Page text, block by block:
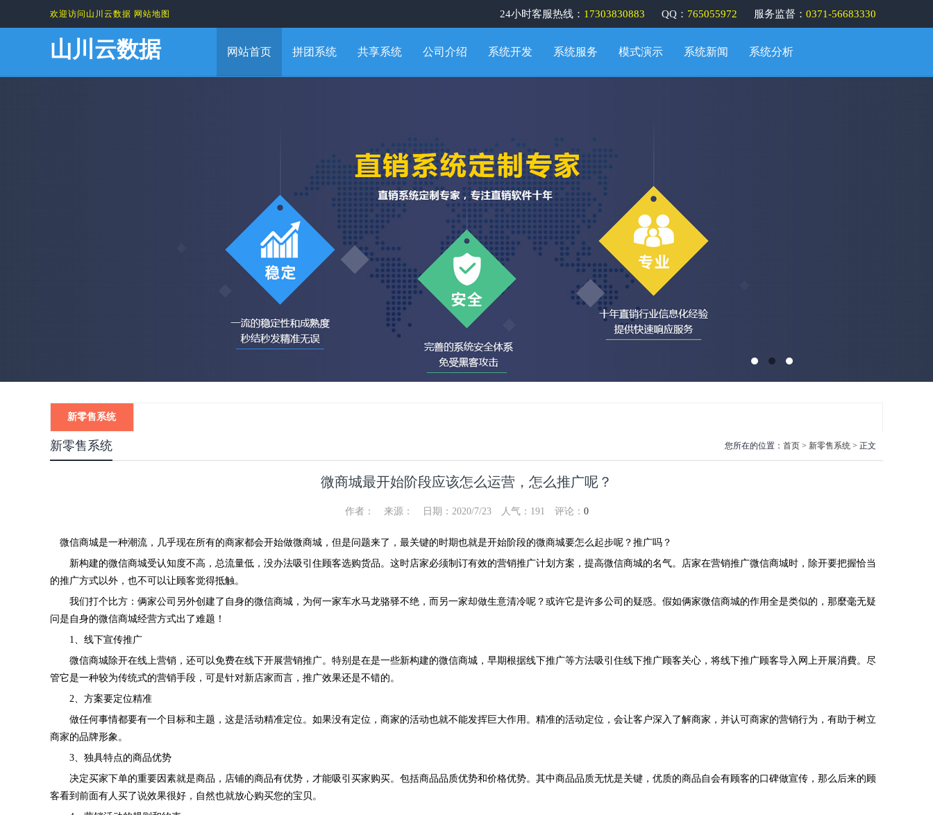
欢迎访问山川云数据 网站地图 24小时客服热线： 17303830883 QQ： 765055972 服务监督： 0371-56683330
山川云数据 网站首页 拼团系统 共享系统 公司介绍 系统开发 系统服务 模式演示 系统新闻 系统分析
新零售系统
新零售系统 您所在的位置： 首页 > 新零售系统 > 正文
微商城最开始阶段应该怎么运营，怎么推广呢？
作者： 来源： 日期：2020/7/23 人气： 191 评论： 0
微信商城是一种潮流，几乎现在所有的商家都会开始做微商城，但是问题来了，最关键的时期也就是开始阶段的微商城要怎么起步呢？推广吗？
新构建的微信商城受认知度不高，总流量低，没办法吸引住顾客选购货品。这时店家必须制订有效的营销推广计划方案，提高微信商城的名气。店家在营销推广微信商城时，除开要把握恰当
的推广方式以外，也不可以让顾客觉得抵触。
我们打个比方：俩家公司另外创建了自身的微信商城，为何一家车水马龙骆驿不绝，而另一家却做生意清冷呢？或许它是许多公司的疑惑。假如俩家微信商城的作用全是类似的，那麼毫无疑
问是自身的微信商城经营方式出了难题！
1、线下宣传推广
微信商城除开在线上营销，还可以免费在线下开展营销推广。特别是在是一些新构建的微信商城，早期根据线下推广等方法吸引住线下推广顾客关心，将线下推广顾客导入网上开展消費。尽
管它是一种较为传统式的营销手段，可是针对新店家而言，推广效果还是不错的。
2、方案要定位精准
做任何事情都要有一个目标和主题，这是活动精准定位。如果没有定位，商家的活动也就不能发挥巨大作用。精准的活动定位，会让客户深入了解商家，并认可商家的营销行为，有助于树立
商家的品牌形象。
3、独具特点的商品优势
决定买家下单的重要因素就是商品，店铺的商品有优势，才能吸引买家购买。包括商品品质优势和价格优势。其中商品品质无忧是关键，优质的商品自会有顾客的口碑做宣传，那么后来的顾
客看到前面有人买了说效果很好，自然也就放心购买您的宝贝。